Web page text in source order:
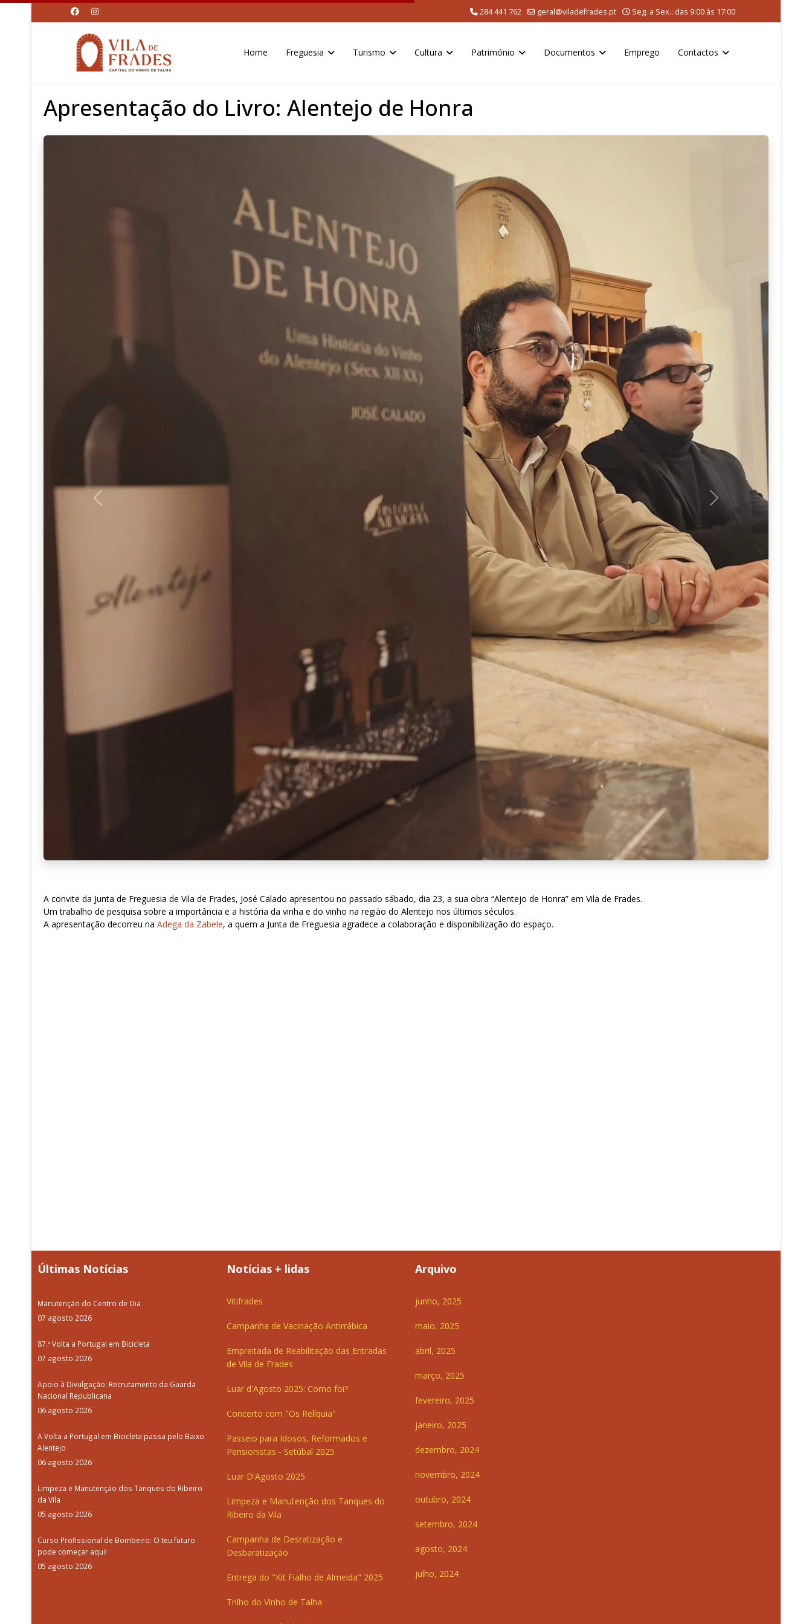
284 441 762 geral@viladefrades.pt Seg. a Sex.: das 9:00 às 17:00
Home Freguesia Turismo Cultura Património Documentos Emprego Contactos
Apresentação do Livro: Alentejo de Honra
Anterior Seguinte
A convite da Junta de Freguesia de Vila de Frades, José Calado apresentou no passado sábado, dia 23, a sua obra “Alentejo de Honra” em Vila de Frades.
Um trabalho de pesquisa sobre a importância e a história da vinha e do vinho na região do Alentejo nos últimos séculos.
A apresentação decorreu na Adega da Zabele, a quem a Junta de Freguesia agradece a colaboração e disponibilização do espaço.
Últimas Notícias
Manutenção do Centro de Dia
07 agosto 2026
87.ª Volta a Portugal em Bicicleta
07 agosto 2026
Apoio à Divulgação: Recrutamento da Guarda
Nacional Republicana
06 agosto 2026
A Volta a Portugal em Bicicleta passa pelo Baixo
Alentejo
06 agosto 2026
Limpeza e Manutenção dos Tanques do Ribeiro
da Vila
05 agosto 2026
Curso Profissional de Bombeiro: O teu futuro
pode começar aqui!
05 agosto 2026
Notícias + lidas
Vitifrades
Campanha de Vacinação Antirrábica
Empreitada de Reabilitação das Entradas
de Vila de Frades
Luar d'Agosto 2025: Como foi?
Concerto com "Os Relíquia"
Passeio para Idosos, Reformados e
Pensionistas - Setúbal 2025
Luar D'Agosto 2025
Limpeza e Manutenção dos Tanques do
Ribeiro da Vila
Campanha de Desratização e
Desbaratização
Entrega do "Kit Fialho de Almeida" 2025
Trilho do Vinho de Talha
Arquivo
junho, 2025
maio, 2025
abril, 2025
março, 2025
fevereiro, 2025
janeiro, 2025
dezembro, 2024
novembro, 2024
outubro, 2024
setembro, 2024
agosto, 2024
julho, 2024